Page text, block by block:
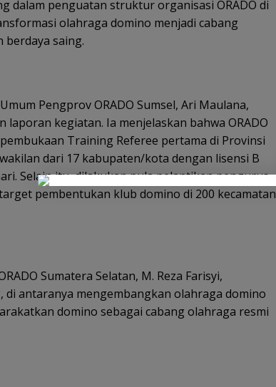
dalam penguatan struktur organisasi ORADO di
olahraga domino menjadi cabang
saing.
Pengprov ORADO Sumsel, Ari Maulana,
laporan kegiatan. Ia menjelaskan bahwa ORADO
Training Referee pertama di Provinsi
dari 17 kabupaten/kota dengan lisensi B
Selain itu, dilakukan pula pelantikan pengurus
pembentukan klub domino di 200 kecamatan
Sumatera Selatan, M. Reza Farisyi,
antaranya mengembangkan olahraga domino
domino sebagai cabang olahraga resmi